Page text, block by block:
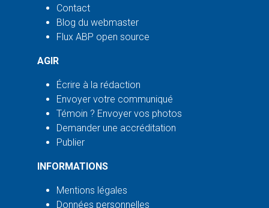
Contact
Blog du webmaster
Flux ABP open source
AGIR
Écrire à la rédaction
Envoyer votre communiqué
Témoin ? Envoyer vos photos
Demander une accréditation
Publier
INFORMATIONS
Mentions légales
Données personnelles